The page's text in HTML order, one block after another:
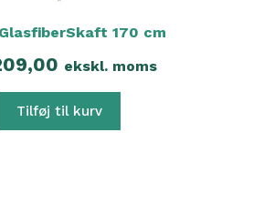
170 cm
ekskl. moms
Tilføj til kurv